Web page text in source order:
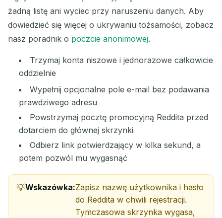
żadną listę ani wyciec przy naruszeniu danych. Aby
dowiedzieć się więcej o ukrywaniu tożsamości, zobacz
nasz poradnik o poczcie anonimowej.
Trzymaj konta niszowe i jednorazowe całkowicie
oddzielnie
Wypełnij opcjonalne pole e-mail bez podawania
prawdziwego adresu
Powstrzymaj pocztę promocyjną Reddita przed
dotarciem do głównej skrzynki
Odbierz link potwierdzający w kilka sekund, a
potem pozwól mu wygasnąć
Wskazówka:Zapisz nazwę użytkownika i hasło
do Reddita w chwili rejestracji.
Tymczasowa skrzynka wygasa,